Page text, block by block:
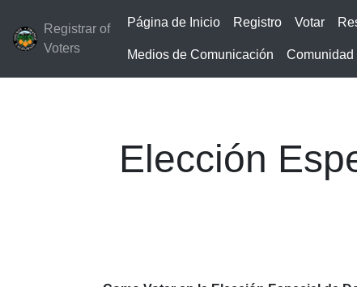
Registrar of
Voters
Página de Inicio Registro Votar
Medios de Comunicación Comunidad
Elección